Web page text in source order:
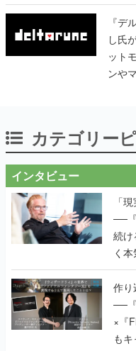
『デ
し氏
ット
ンや
カテゴリー
インタビュー
「
──
続け
く
作り
──
×『
も